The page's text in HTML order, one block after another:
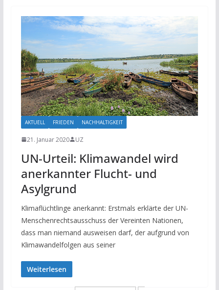
AKTUELL FRIEDEN NACHHALTIGKEIT
21. Januar 2020 UZ
UN-Urteil: Klimawandel wird
anerkannter Flucht- und
Asylgrund
Klimaflüchtlinge anerkannt: Erstmals erklärte der UN-
Menschenrechtsausschuss der Vereinten Nationen,
dass man niemand ausweisen darf, der aufgrund von
Klimawandelfolgen aus seiner
Weiterlesen